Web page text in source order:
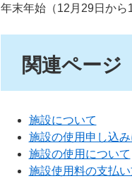
年末年始（12月29日から
関連ページ
施設について
施設の使用申し込
施設の使用について
施設使用料の支払